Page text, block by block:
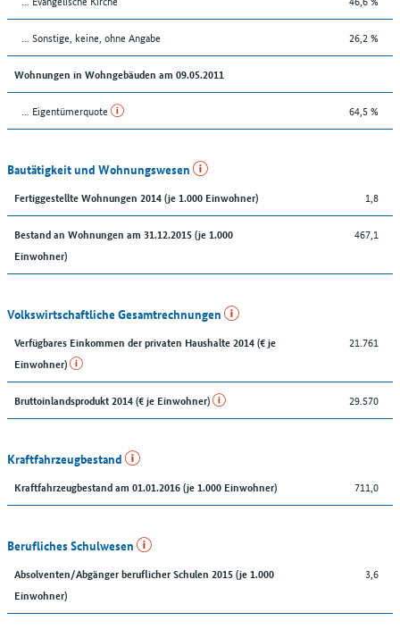
... Sonstige, keine, ohne Angabe 26,2 %
Wohnungen in Wohngebäuden am 09.05.2011
... Eigentümerquote 64,5 %
Bautätigkeit und Wohnungswesen
Fertiggestellte Wohnungen 2014 (je 1.000 Einwohner) 1,8
Bestand an Wohnungen am 31.12.2015 (je 1.000
Einwohner)
467,1
Volkswirtschaftliche Gesamtrechnungen
Verfügbares Einkommen der privaten Haushalte 2014 (€ je
Einwohner)
21.761
Bruttoinlandsprodukt 2014 (€ je Einwohner) 29.570
Kraftfahrzeugbestand
Kraftfahrzeugbestand am 01.01.2016 (je 1.000 Einwohner) 711,0
Berufliches Schulwesen
Absolventen/Abgänger beruflicher Schulen 2015 (je 1.000
Einwohner)
3,6